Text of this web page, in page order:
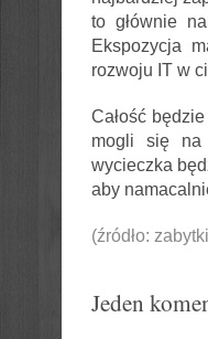
to głównie
Ekspozycja
rozwoju IT w
Całość
mogli się na
wycieczka
aby
(źródło:
Jeden